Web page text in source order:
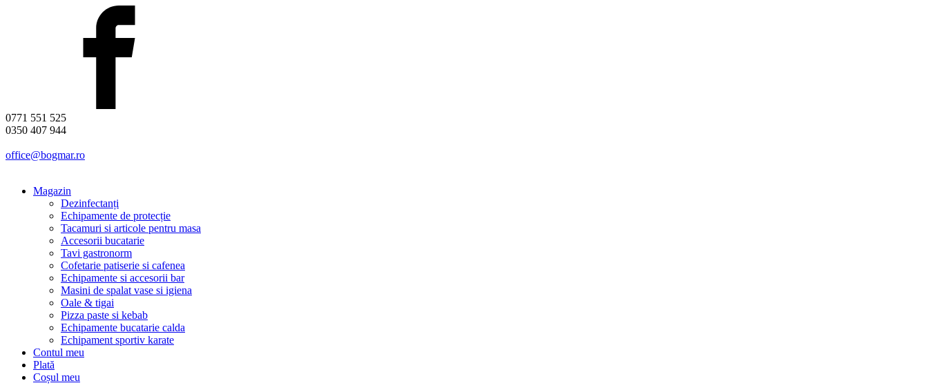
0771 551 525
0350 407 944
office@bogmar.ro
Magazin
Dezinfectanți
Echipamente de protecție
Tacamuri si articole pentru masa
Accesorii bucatarie
Tavi gastronorm
Cofetarie patiserie si cafenea
Echipamente si accesorii bar
Masini de spalat vase si igiena
Oale & tigai
Pizza paste si kebab
Echipamente bucatarie calda
Echipament sportiv karate
Contul meu
Plată
Coșul meu